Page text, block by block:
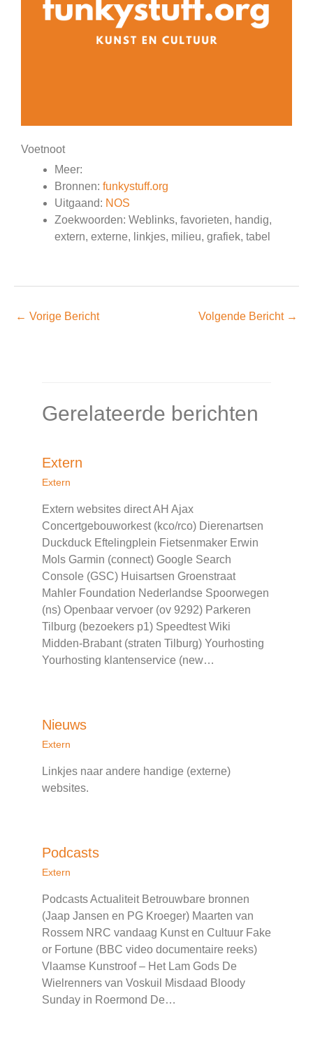
Voetnoot
Meer:
Bronnen: funkystuff.org
Uitgaand: NOS
Zoekwoorden: Weblinks, favorieten, handig,
extern, externe, linkjes, milieu, grafiek, tabel
← Vorige Bericht Volgende Bericht →
Gerelateerde berichten
Extern
Extern
Extern websites direct AH Ajax
Concertgebouworkest (kco/rco) Dierenartsen
Duckduck Eftelingplein Fietsenmaker Erwin
Mols Garmin (connect) Google Search
Console (GSC) Huisartsen Groenstraat
Mahler Foundation Nederlandse Spoorwegen
(ns) Openbaar vervoer (ov 9292) Parkeren
Tilburg (bezoekers p1) Speedtest Wiki
Midden-Brabant (straten Tilburg) Yourhosting
Yourhosting klantenservice (new…
Nieuws
Extern
Linkjes naar andere handige (externe)
websites.
Podcasts
Extern
Podcasts Actualiteit Betrouwbare bronnen
(Jaap Jansen en PG Kroeger) Maarten van
Rossem NRC vandaag Kunst en Cultuur Fake
or Fortune (BBC video documentaire reeks)
Vlaamse Kunstroof – Het Lam Gods De
Wielrenners van Voskuil Misdaad Bloody
Sunday in Roermond De…